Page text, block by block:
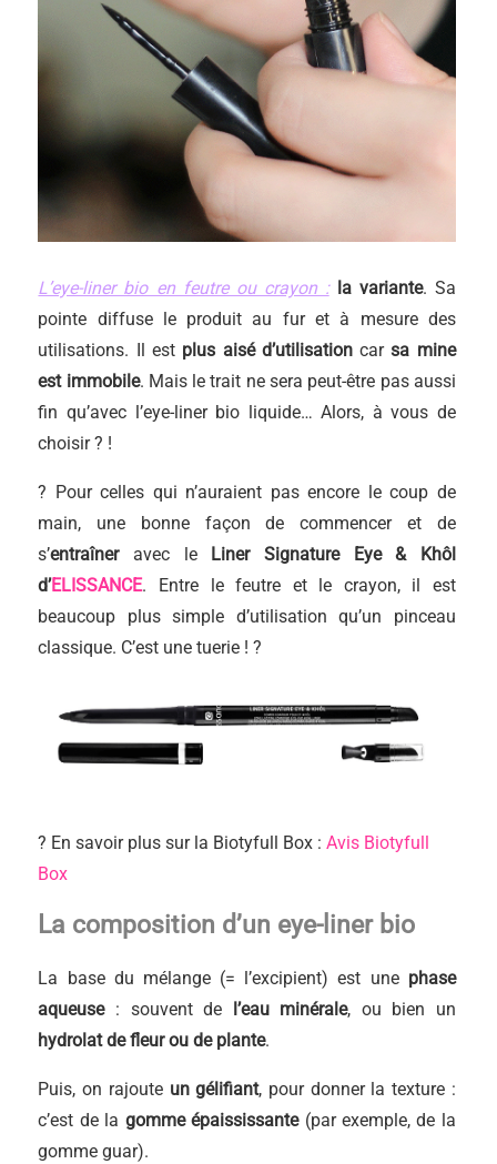
L’eye-liner bio en feutre ou crayon : la variante. Sa
pointe diffuse le produit au fur et à mesure des
utilisations. Il est plus aisé d’utilisationcarsa mine
est immobile. Mais le trait ne sera peut-être pas aussi
fin qu’avec l’eye-liner bio liquide… Alors, à vous de
choisir ? !
? Pour celles qui n’auraient pas encore le coup de
main, une bonne façon de commencer et de
s’entraîneravec le Liner Signature Eye & Khôl
d’ELISSANCE. Entre le feutre et le crayon, il est
beaucoup plus simple d’utilisation qu’un pinceau
classique. C’est une tuerie ! ?
? En savoir plus sur la Biotyfull Box :Avis Biotyfull
Box
La composition d’un eye-liner bio
La base du mélange (= l’excipient) est une phase
aqueuse: souvent de l’eau minérale, ou bien un
hydrolat de fleur ou de plante.
Puis, on rajoute un gélifiant, pour donner la texture :
c’est de la gomme épaississante(par exemple, de la
gomme guar).